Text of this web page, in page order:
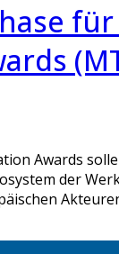
Awards
der